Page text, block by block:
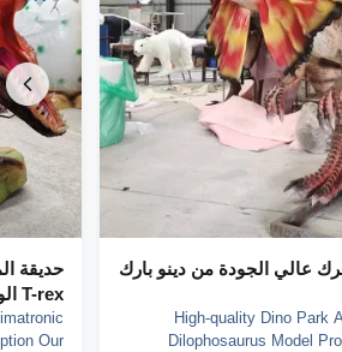
عالي الجودة من دينو بارك
High-quality Dino Park
Dilophosaurus Model
حديقة
T-rex الواقعي
Our